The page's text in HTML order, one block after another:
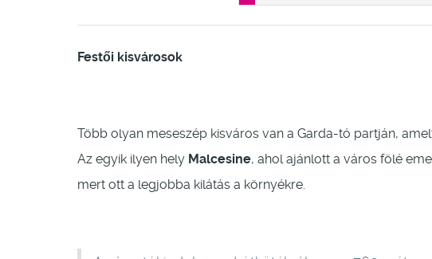
Festői kisvárosok
Több olyan meseszép kisváros van a Garda-tó partján,
Az egyik ilyen hely Malcesine, ahol ajánlott a város fölé
mert ott a legjobba kilátás a környékre.